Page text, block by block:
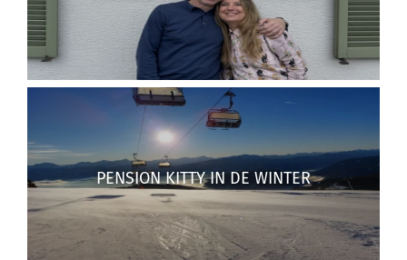
PENSION KITTY IN DE WINTER